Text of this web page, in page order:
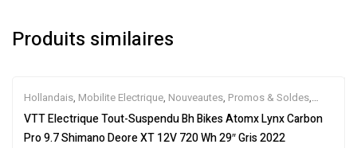
Produits similaires
Hollandais, Mobilite Electrique, Nouveautes, Promos & Soldes,
Tout-Suspendus,Vélo électrique ville,Velos Electriques,VTT
Électriques
VTT Electrique Tout-Suspendu Bh Bikes Atomx Lynx Carbon
Pro 9.7 Shimano Deore XT 12V 720 Wh 29″ Gris 2022